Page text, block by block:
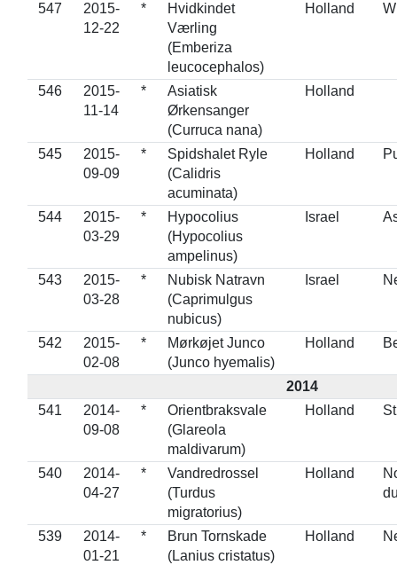
547
2015-
12-22
*
Hvidkindet
Værling
(Emberiza
leucocephalos)
Holland
546
2015-
11-14
*
Asiatisk
Ørkensanger
(Curruca nana)
Holland
545
2015-
09-09
*
Spidshalet Ryle
(Calidris
acuminata)
Holland
544
2015-
03-29
*
Hypocolius
(Hypocolius
ampelinus)
Israel
543
2015-
03-28
*
Nubisk Natravn
(Caprimulgus
nubicus)
Israel
542
2015-
02-08
*
Mørkøjet Junco
(Junco hyemalis)
Holland
2014
541
2014-
09-08
*
Orientbraksvale
(Glareola
maldivarum)
Holland
540
2014-
04-27
*
Vandredrossel
(Turdus
migratorius)
Holland
539
2014-
01-21
*
Brun Tornskade
(Lanius cristatus)
Holland